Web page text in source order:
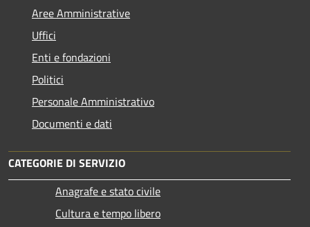
Aree Amministrative
Uffici
Enti e fondazioni
Politici
Personale Amministrativo
Documenti e dati
CATEGORIE DI SERVIZIO
Anagrafe e stato civile
Cultura e tempo libero